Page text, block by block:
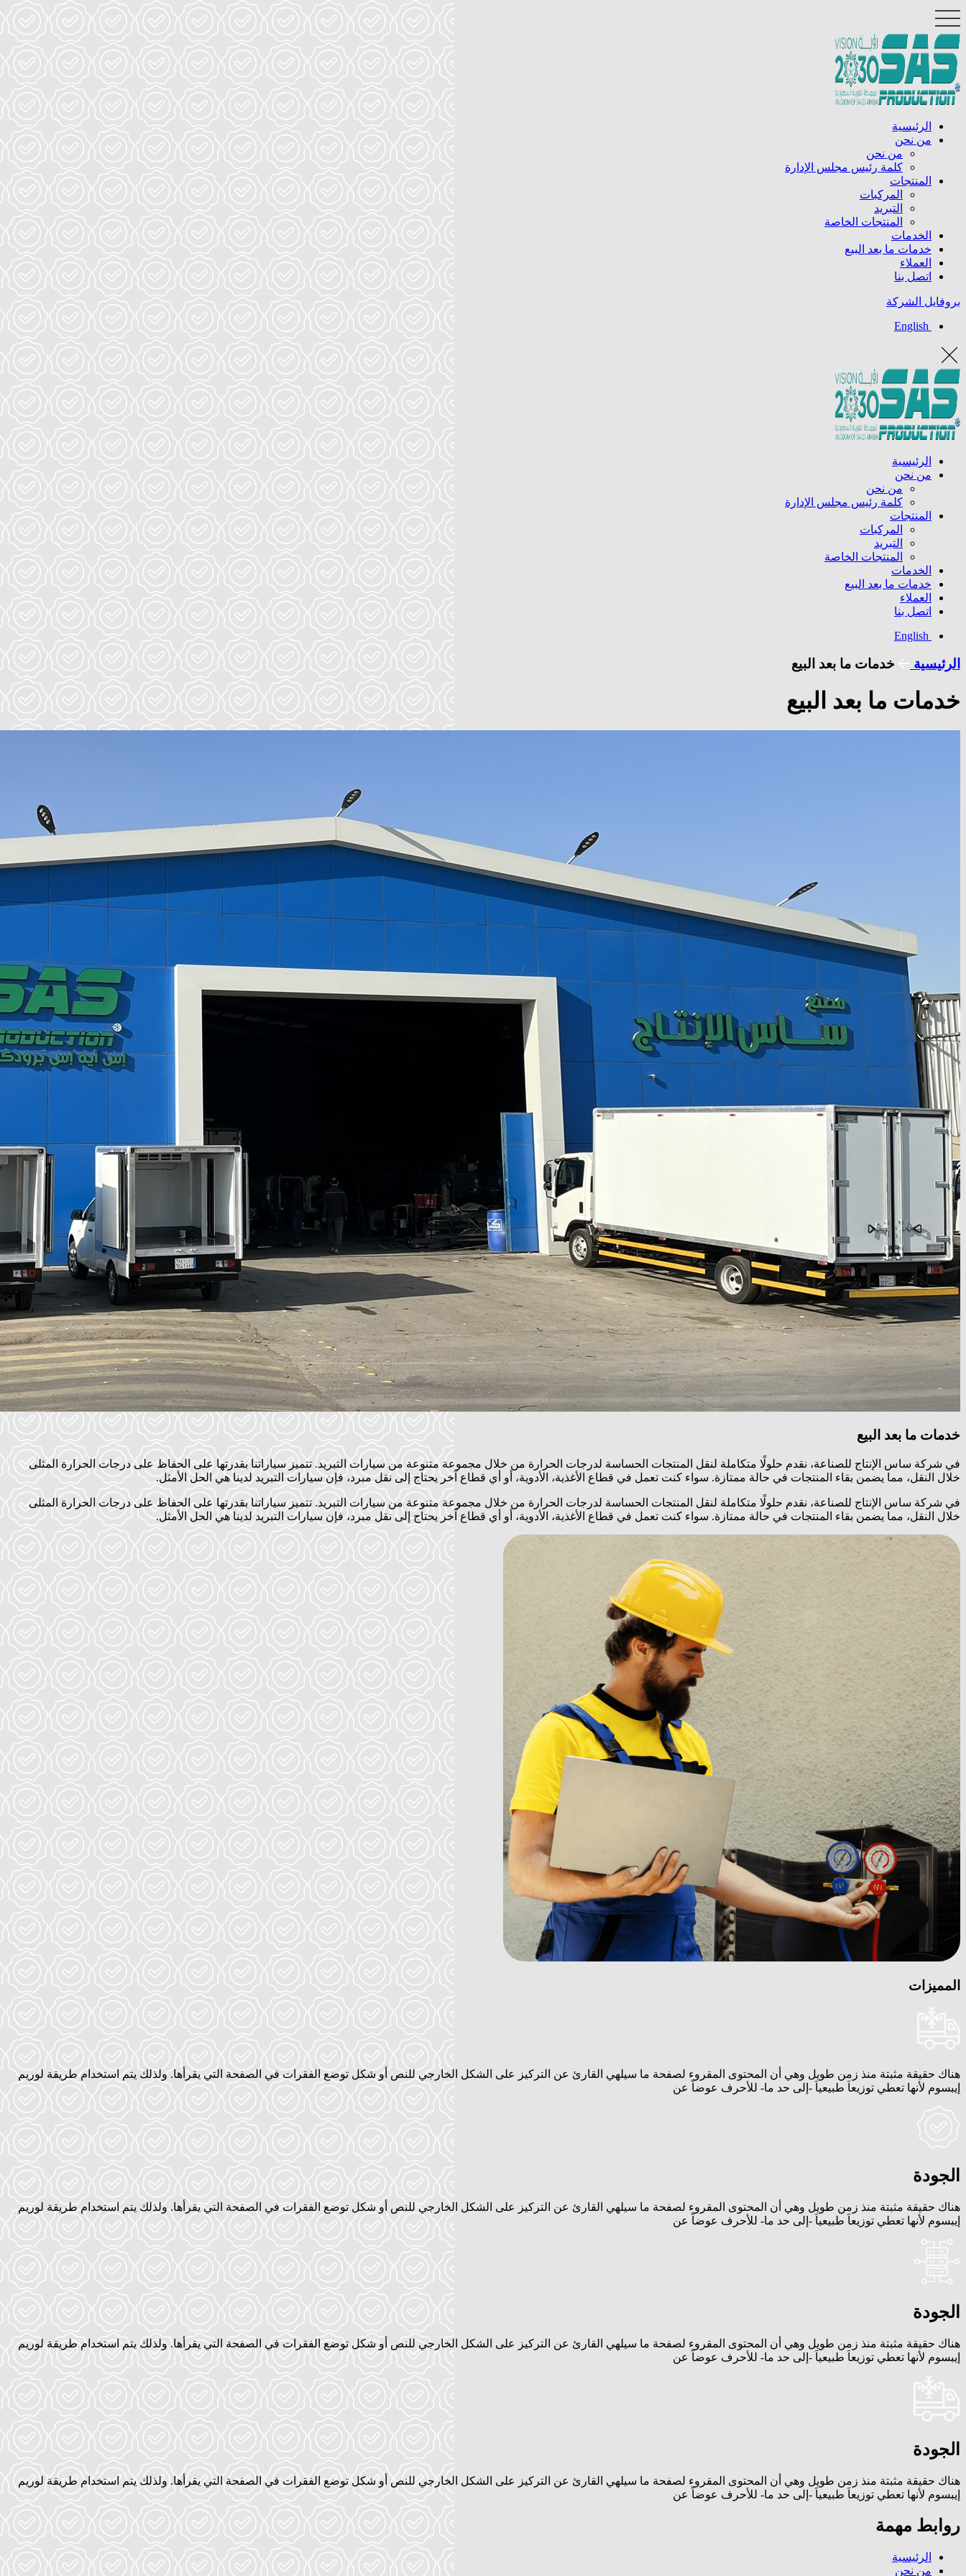
الرئيسية
من نحن
من نحن
كلمة رئيس مجلس الإدارة
المنتجات
المركبات
التبريد
المنتجات الخاصة
الخدمات
خدمات ما بعد البيع
العملاء
اتصل بنا
بروفايل الشركة
English
الرئيسية
من نحن
من نحن
كلمة رئيس مجلس الإدارة
المنتجات
المركبات
التبريد
المنتجات الخاصة
الخدمات
خدمات ما بعد البيع
العملاء
اتصل بنا
English
الرئيسية خدمات ما بعد البيع
خدمات ما بعد البيع
خدمات ما بعد البيع
في شركة ساس الإنتاج للصناعة، نقدم حلولًا متكاملة لنقل المنتجات الحساسة لدرجات الحرارة من خلال مجموعة متنوعة من سيارات التبريد. تتميز سياراتنا بقدرتها على الحفاظ على درجات الحرارة المثلى
خلال النقل، مما يضمن بقاء المنتجات في حالة ممتازة. سواء كنت تعمل في قطاع الأغذية، الأدوية، أو أي قطاع آخر يحتاج إلى نقل مبرد، فإن سيارات التبريد لدينا هي الحل الأمثل.
في شركة ساس الإنتاج للصناعة، نقدم حلولًا متكاملة لنقل المنتجات الحساسة لدرجات الحرارة من خلال مجموعة متنوعة من سيارات التبريد. تتميز سياراتنا بقدرتها على الحفاظ على درجات الحرارة المثلى
خلال النقل، مما يضمن بقاء المنتجات في حالة ممتازة. سواء كنت تعمل في قطاع الأغذية، الأدوية، أو أي قطاع آخر يحتاج إلى نقل مبرد، فإن سيارات التبريد لدينا هي الحل الأمثل.
المميزات
هناك حقيقة مثبتة منذ زمن طويل وهي أن المحتوى المقروء لصفحة ما سيلهي القارئ عن التركيز على الشكل الخارجي للنص أو شكل توضع الفقرات في الصفحة التي يقرأها. ولذلك يتم استخدام طريقة لوريم
إيبسوم لأنها تعطي توزيعاَ طبيعياَ -إلى حد ما- للأحرف عوضاً عن
الجودة
هناك حقيقة مثبتة منذ زمن طويل وهي أن المحتوى المقروء لصفحة ما سيلهي القارئ عن التركيز على الشكل الخارجي للنص أو شكل توضع الفقرات في الصفحة التي يقرأها. ولذلك يتم استخدام طريقة لوريم
إيبسوم لأنها تعطي توزيعاَ طبيعياَ -إلى حد ما- للأحرف عوضاً عن
الجودة
هناك حقيقة مثبتة منذ زمن طويل وهي أن المحتوى المقروء لصفحة ما سيلهي القارئ عن التركيز على الشكل الخارجي للنص أو شكل توضع الفقرات في الصفحة التي يقرأها. ولذلك يتم استخدام طريقة لوريم
إيبسوم لأنها تعطي توزيعاَ طبيعياَ -إلى حد ما- للأحرف عوضاً عن
الجودة
هناك حقيقة مثبتة منذ زمن طويل وهي أن المحتوى المقروء لصفحة ما سيلهي القارئ عن التركيز على الشكل الخارجي للنص أو شكل توضع الفقرات في الصفحة التي يقرأها. ولذلك يتم استخدام طريقة لوريم
إيبسوم لأنها تعطي توزيعاَ طبيعياَ -إلى حد ما- للأحرف عوضاً عن
روابط مهمة
الرئيسية
من نحن